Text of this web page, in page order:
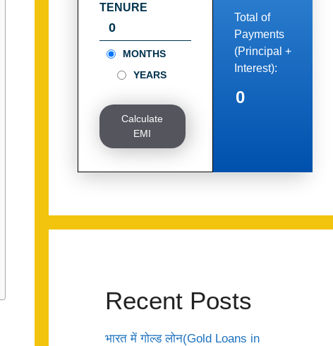
TENURE
MONTHS
YEARS
Calculate
EMI
Total of
Payments
(Principal +
Interest):
0
Recent Posts
भारत में गोल्ड लोन(Gold Loans in